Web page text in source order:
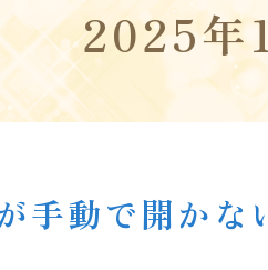
2025年
手動で開かな